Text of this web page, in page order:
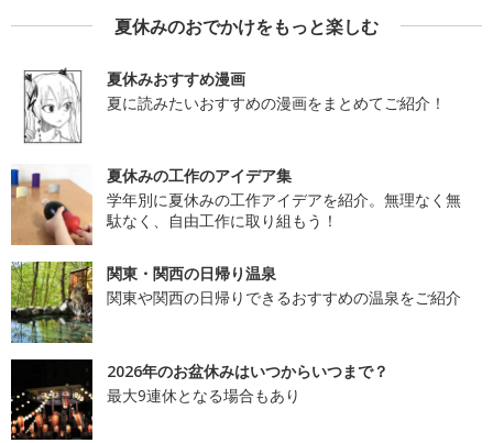
夏休みのおでかけをもっと楽しむ
夏休みおすすめ漫画
夏に読みたいおすすめの漫画をまとめてご紹介！
夏休みの工作のアイデア集
学年別に夏休みの工作アイデアを紹介。無理なく無
駄なく、自由工作に取り組もう！
関東・関西の日帰り温泉
関東や関西の日帰りできるおすすめの温泉をご紹介
2026年のお盆休みはいつからいつまで？
最大9連休となる場合もあり